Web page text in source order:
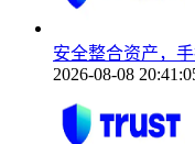
安全整合资产，
2026-08-08